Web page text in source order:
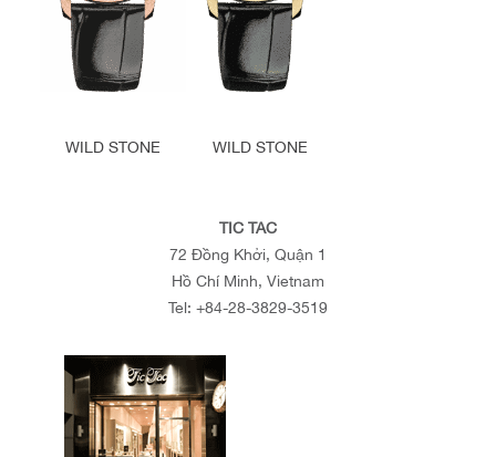
WILD STONE WILD STONE
TIC TAC
72 Đồng Khởi, Quận 1
Hồ Chí Minh, Vietnam
Tel: +84-28-3829-3519